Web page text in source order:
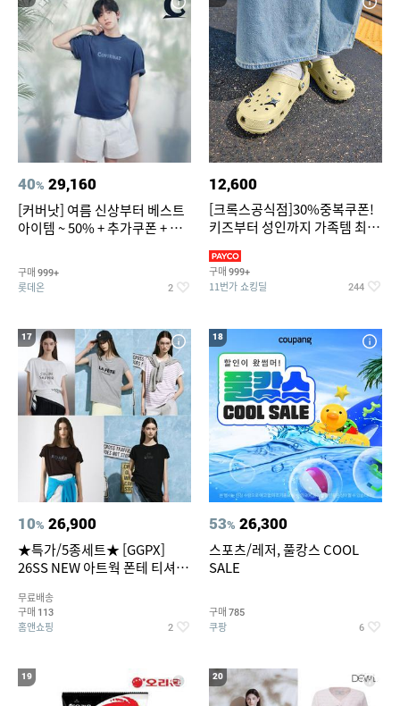
40% 29,160
[커버낫] 여름 신상부터 베스트
아이템 ~ 50% + 추가쿠폰 + 카
구매 999+
롯데온 2
12,600
[크록스공식점]30%중복쿠폰!
키즈부터 성인까지 가족템 최대
구매 999+
11번가 쇼킹딜 244
17
10% 26,900
★특가/5종세트★ [GGPX]
26SS NEW 아트웍 폰테 티셔츠
무료배송
구매 113
홈앤쇼핑 2
18
53% 26,300
스포츠/레저, 풀캉스 COOL
SALE
구매 785
쿠팡 6
19 20